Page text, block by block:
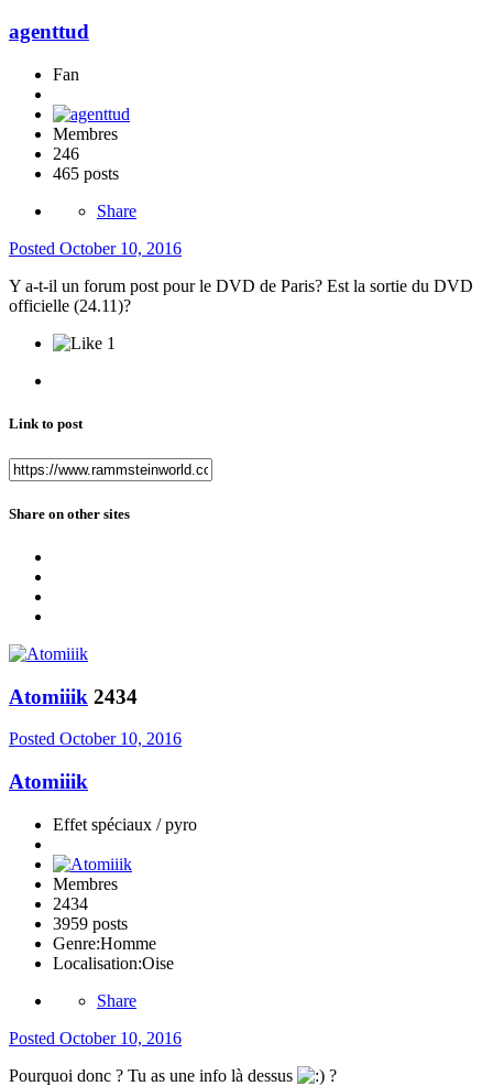
agenttud
Fan
Membres
246
465 posts
Share
Posted October 10, 2016
Y a-t-il un forum post pour le DVD de Paris? Est la sortie du DVD
officielle (24.11)?
1
Link to post
Share on other sites
Atomiiik 2434
Posted October 10, 2016
Atomiiik
Effet spéciaux / pyro
Membres
2434
3959 posts
Genre:Homme
Localisation:Oise
Share
Posted October 10, 2016
Pourquoi donc ? Tu as une info là dessus
?